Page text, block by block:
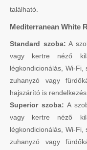
található.
Mediterranean White
Standard szoba: A
vagy kertre néző
légkondicionálás, Wi-Fi,
zuhanyzó vagy
hajszárító is
Superior szoba: A
vagy kertre néző
légkondicionálás, Wi-Fi,
zuhanyzó vagy